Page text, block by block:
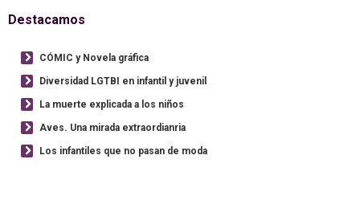
Destacamos
CÓMIC y Novela gráfica
Diversidad LGTBI en infantil y juvenil
La muerte explicada a los niños
Aves. Una mirada extraordianria
Los infantiles que no pasan de moda